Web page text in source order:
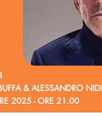
& ALESSANDRO NIDI
2025 - ORE 21.00